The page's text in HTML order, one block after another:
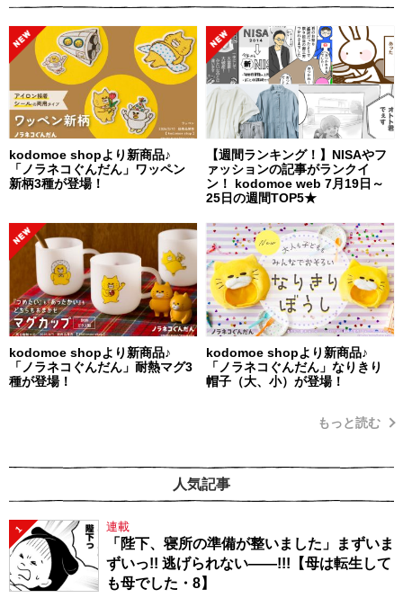
kodomoe shopより新商品♪
「ノラネコぐんだん」ワッペン
新柄3種が登場！
【週間ランキング！】NISAやフ
ァッションの記事がランクイ
ン！ kodomoe web 7月19日～
25日の週間TOP5★
kodomoe shopより新商品♪
「ノラネコぐんだん」耐熱マグ3
種が登場！
kodomoe shopより新商品♪
「ノラネコぐんだん」なりきり
帽子（大、小）が登場！
もっと読む
人気記事
1 連載
「陛下、寝所の準備が整いました」まずいま
ずいっ!! 逃げられない――!!!【母は転生して
も母でした・8】